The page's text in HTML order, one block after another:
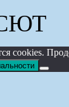
cookies.